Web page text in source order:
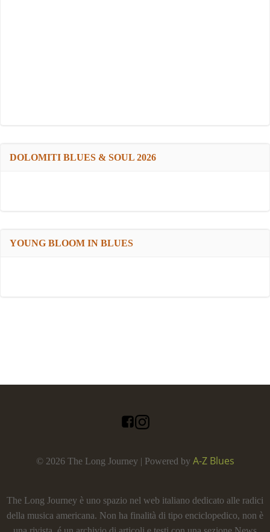
DOLOMITI BLUES & SOUL 2026
YOUNG BLOOM IN BLUES
© 2026 The Long Journey | Powered by A-Z Blues
The Long Journey è uno spazio nel web italiano dedicato alle radici
della musica americana. Non ha finalità di tipo enciclopedico, non è